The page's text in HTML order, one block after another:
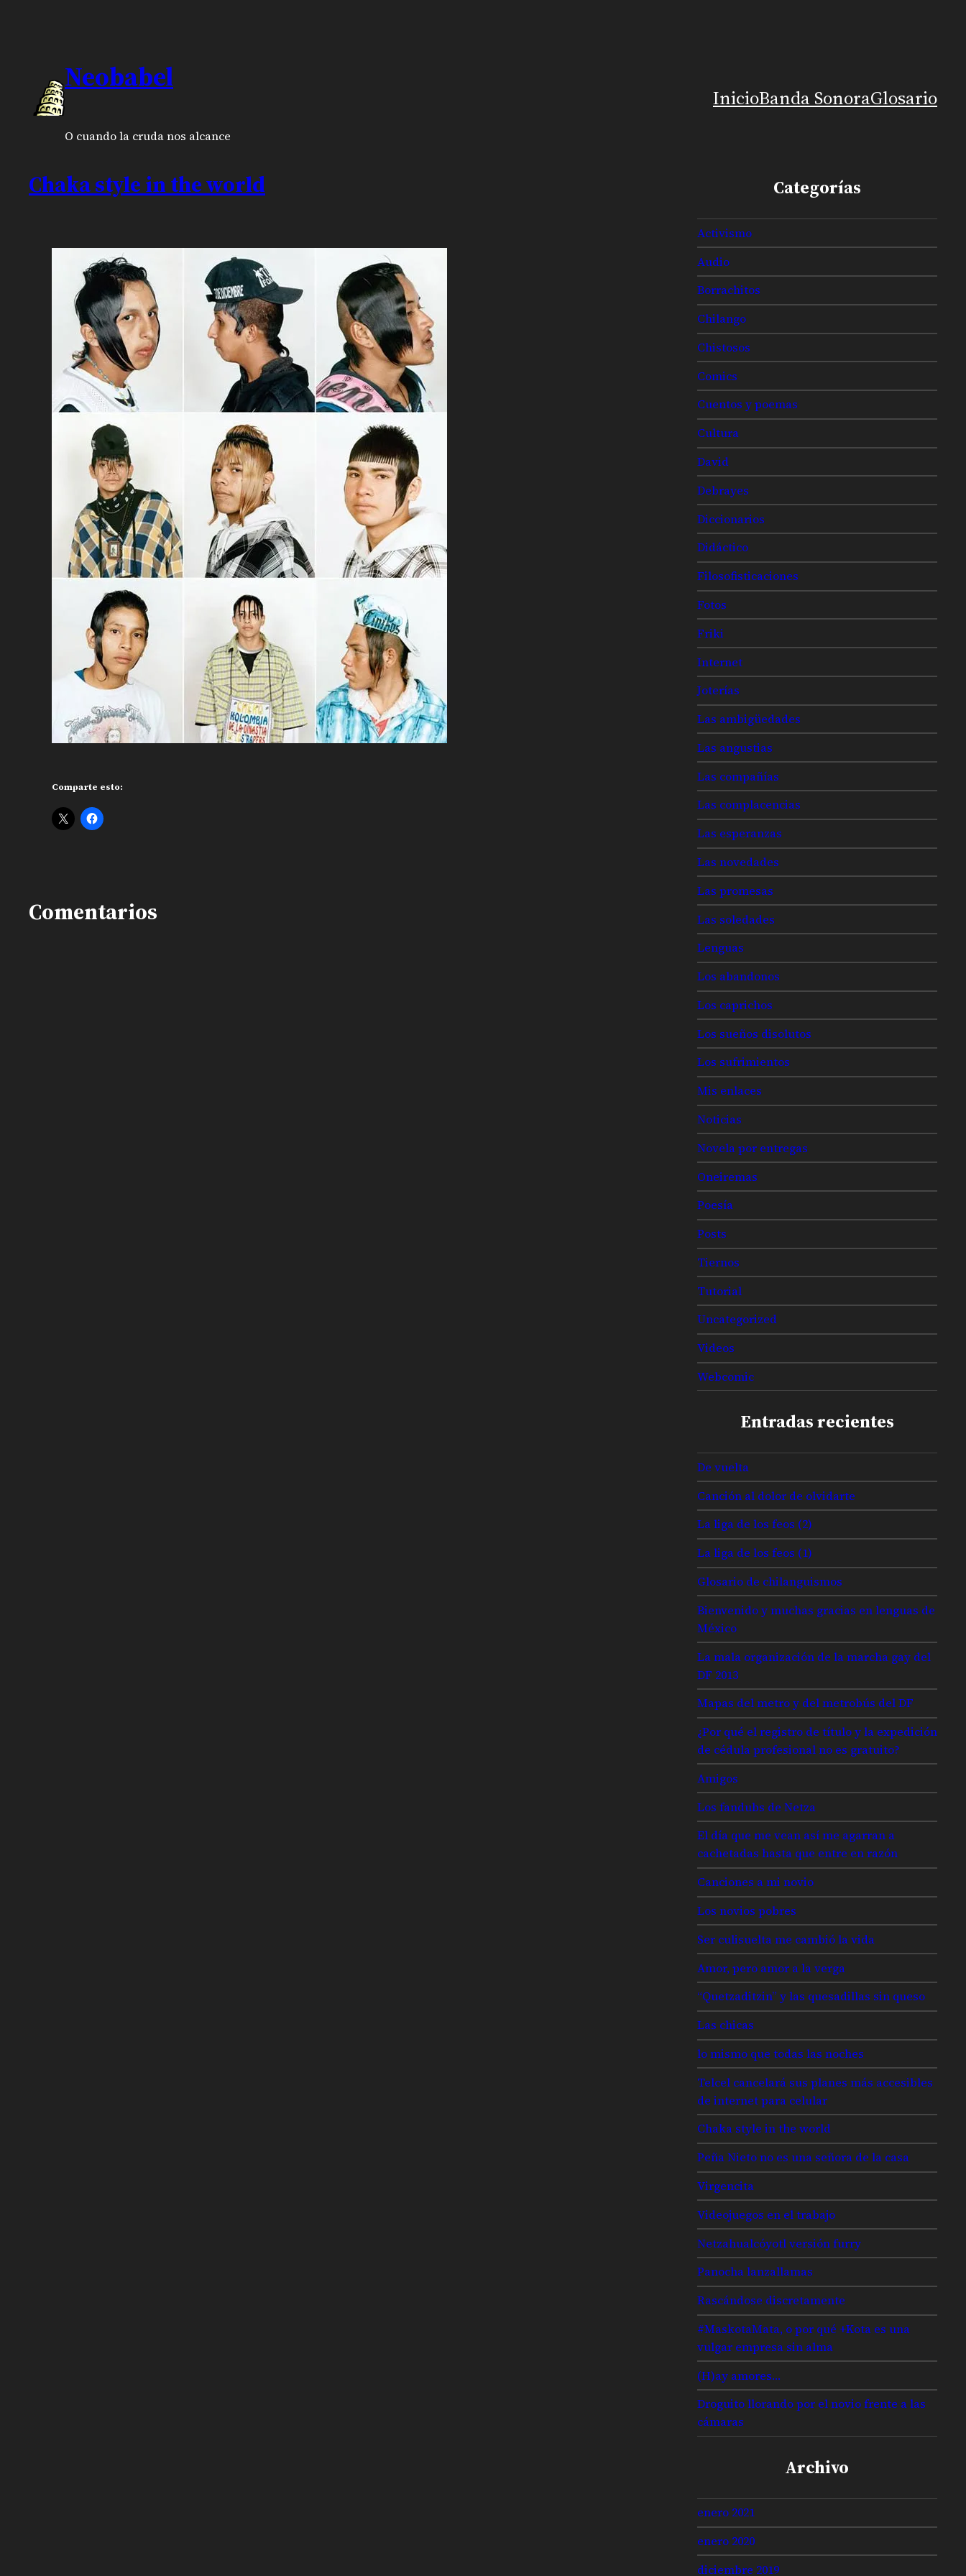
Neobabel
O cuando la cruda nos alcance
InicioBanda SonoraGlosario
Chaka style in the world
Comparte esto:
Comentarios
Categorías
Activismo
Audio
Borrachitos
Chilango
Chistosos
Comics
Cuentos y poemas
Cultura
David
Debrayes
Diccionarios
Didáctico
Filosofisticaciones
Fotos
Friki
Internet
Joterías
Las ambigüedades
Las angustias
Las compañías
Las complacencias
Las esperanzas
Las novedades
Las promesas
Las soledades
Lenguas
Los abandonos
Los caprichos
Los sueños disolutos
Los sufrimientos
Mis enlaces
Noticias
Novela por entregas
Oneiremas
Poesía
Posts
Tiernos
Tutorial
Uncategorized
Videos
Webcomic
Entradas recientes
De vuelta
Canción al dolor de olvidarte
La liga de los feos (2)
La liga de los feos (1)
Glosario de chilanguismos
Bienvenido y muchas gracias en lenguas de
México
La mala organización de la marcha gay del
DF 2013
Mapas del metro y del metrobús del DF
¿Por qué el registro de título y la expedición
de cédula profesional no es gratuito?
Amigos
Los fandubs de Netza
El día que me vean así me agarran a
cachetadas hasta que entre en razón
Canciones a mi novio
Los novios pobres
Ser culisuelta me cambió la vida
Amor, pero amor a la verga
“Quetzaditzin” y las quesadillas sin queso
Las chicas
lo mismo que todas las noches
Telcel cancelará sus planes más accesibles
de internet para celular
Chaka style in the world
Peña Nieto no es una señora de la casa
Virgencita
Videojuegos en el trabajo
Netzahualcóyotl versión furry
Panocha lanzallamas
Rascándose discretamente
#MaskotaMata, o por qué +Kota es una
vulgar empresa sin alma
(H)ay amores…
Droguito llorando por el novio frente a las
cámaras
Archivo
enero 2021
enero 2020
diciembre 2019